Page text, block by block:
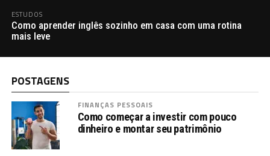
ESTUDOS
Como aprender inglês sozinho em casa com uma rotina
mais leve
POSTAGENS
FINANÇAS PESSOAIS
Como começar a investir com pouco
dinheiro e montar seu patrimônio